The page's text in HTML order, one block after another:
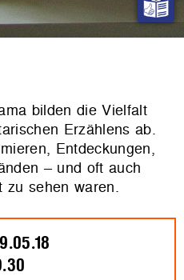
bilden die Vielfalt
Erzählens ab.
Entdeckungen,
– und oft auch
zu sehen waren.